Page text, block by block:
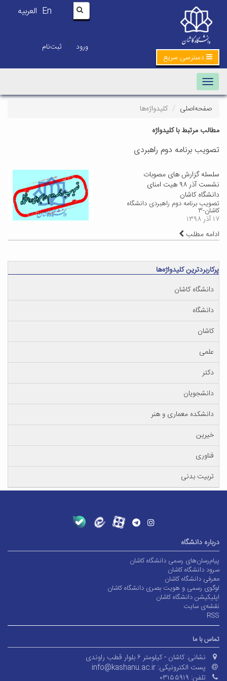
En العربیه
ورود | ثبت‌نام
دسترسی سریع
Toggle navigation
صفحه‌اصلی
کلیدواژه‌ها
مطالب مرتبط با کلیدواژه
تصویب برنامه دوم راهبردی
سلسله گزارش های مصوبات
نشست آذر ۹۸ هیت امنای
دانشگاه کاشان
تصویب برنامه دوم راهبردی دانشگاه
کاشان-۳
۱۷ آذر ۱۳۹۸
ادامه مطلب
پرکاربردترین کلیدواژه‌ها
دانشگاه کاشان
دانشگاه
کاشان
علمی
دکتر
دانشجویان
دانشکده معماری و هنر
خیرین
فناوری
تربیت بدنی
درباره دانشگاه
پیام‌رسان‌های رسمی دانشگاه کاشان
سرود دانشگاه کاشان
معرفی دانشگاه کاشان
لوگوی رسمی و هویت بصری دانشگاه کاشان
اپلیکیشن دانشگاه کاشان
نقشه‌ی سایت
RSS
تماس با ما
نشانی: کاشان - کیلومتر ۶ بلوار قطب راوندی
پست الکترونیکی: info@kashanu.ac.ir
تلفن: ۰۳۱۵۵۹۱۹